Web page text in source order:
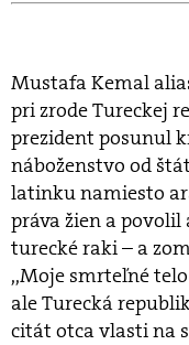
Mustafa Kemal
pri zrode Tureckej
prezident posunul
náboženstvo od
latinku namiesto
práva žien a
turecké raki – a
,,Moje smrteľné
ale Turecká
citát otca vlasti na